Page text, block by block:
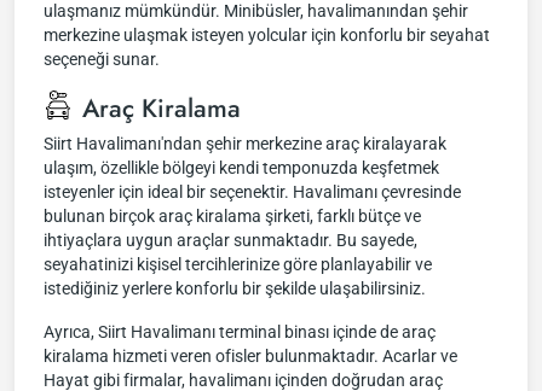
ulaşmanız mümkündür. Minibüsler, havalimanından şehir
merkezine ulaşmak isteyen yolcular için konforlu bir seyahat
seçeneği sunar.
Araç Kiralama
Siirt Havalimanı'ndan şehir merkezine araç kiralayarak
ulaşım, özellikle bölgeyi kendi temponuzda keşfetmek
isteyenler için ideal bir seçenektir. Havalimanı çevresinde
bulunan birçok araç kiralama şirketi, farklı bütçe ve
ihtiyaçlara uygun araçlar sunmaktadır. Bu sayede,
seyahatinizi kişisel tercihlerinize göre planlayabilir ve
istediğiniz yerlere konforlu bir şekilde ulaşabilirsiniz.
Ayrıca, Siirt Havalimanı terminal binası içinde de araç
kiralama hizmeti veren ofisler bulunmaktadır. Acarlar ve
Hayat gibi firmalar, havalimanı içinden doğrudan araç